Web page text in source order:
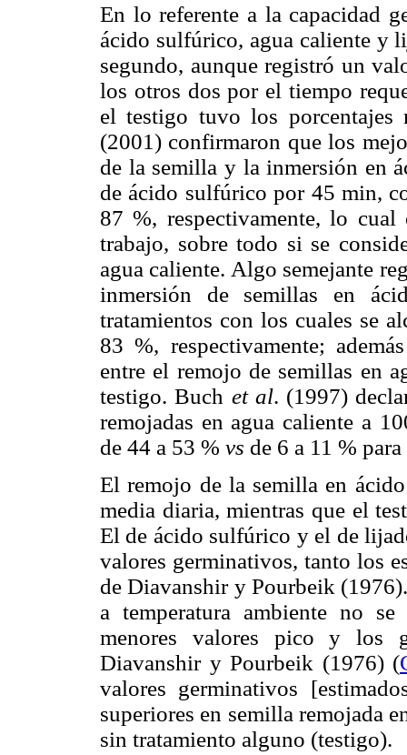
En lo referente a la capacidad
ácido sulfúrico, agua caliente y
segundo, aunque registró un
los otros dos por el tiempo
el testigo tuvo los
(2001) confirmaron que los
de la semilla y la inmersión en
de ácido sulfúrico por 45 min,
87 %, respectivamente, lo
trabajo, sobre todo si se
agua caliente. Algo semejante
inmersión de semillas en
tratamientos con los cuales se
83 %, respectivamente;
entre el remojo de semillas en
testigo. Buch et al. (1997)
remojadas en agua caliente a
de 44 a 53 % vs de 6 a 11 %
El remojo de la semilla en
media diaria, mientras que el
El de ácido sulfúrico y el de
valores germinativos, tanto los
de Diavanshir y Pourbeik
a temperatura ambiente no
menores valores pico y los
Diavanshir y Pourbeik (1976) (
valores germinativos
superiores en semilla remojada
sin tratamiento alguno (testigo).